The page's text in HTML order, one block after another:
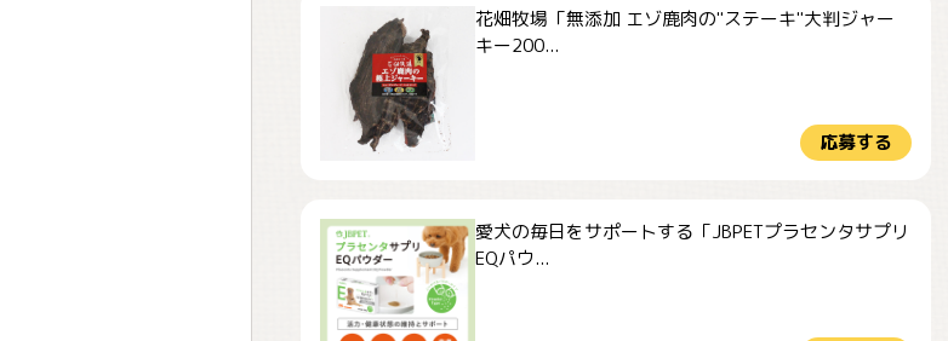
花畑牧場「無添加 エゾ鹿肉の"ステーキ"大判ジャー
キー200...
応募する
愛犬の毎日をサポートする「JBPETプラセンタサプリ
EQパウ...